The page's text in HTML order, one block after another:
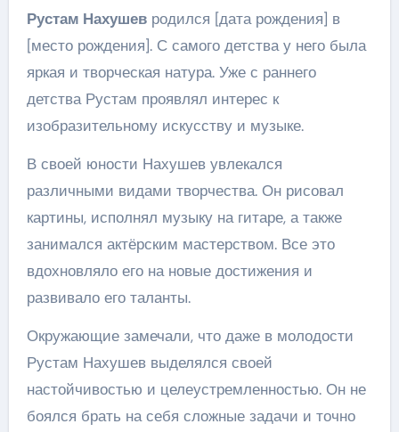
Рустам Нахушевродился [дата рождения] в
[место рождения]. С самого детства у него была
яркая и творческая натура. Уже с раннего
детства Рустам проявлял интерес к
изобразительному искусству и музыке.
В своей юности Нахушев увлекался
различными видами творчества. Он рисовал
картины, исполнял музыку на гитаре, а также
занимался актёрским мастерством. Все это
вдохновляло его на новые достижения и
развивало его таланты.
Окружающие замечали, что даже в молодости
Рустам Нахушев выделялся своей
настойчивостью и целеустремленностью. Он не
боялся брать на себя сложные задачи и точно